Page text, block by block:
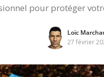
pour protéger
Loïc
27 février